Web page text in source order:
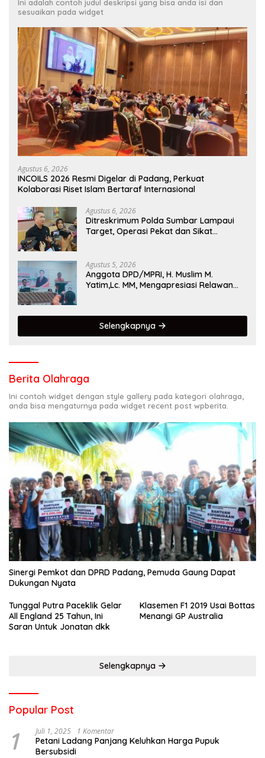
Ini adalah contoh judul deskripsi yang bisa anda isi dan
sesuaikan pada widget
Agustus 6, 2026
INCOILS 2026 Resmi Digelar di Padang, Perkuat
Kolaborasi Riset Islam Bertaraf Internasional
Agustus 6, 2026
Ditreskrimum Polda Sumbar Lampaui
Target, Operasi Pekat dan Sikat
Agustus 5, 2026
Anggota DPD/MPRI, H. Muslim M.
Yatim,Lc. MM, Mengapresiasi Relawan
Selengkapnya
Berita Olahraga
Ini contoh widget dengan style gallery pada kategori olahraga,
anda bisa mengaturnya pada widget recent post wpberita.
Sinergi Pemkot dan DPRD Padang, Pemuda Gaung Dapat
Dukungan Nyata
Tunggal Putra Paceklik Gelar
All England 25 Tahun, Ini
Saran Untuk Jonatan dkk
Klasemen F1 2019 Usai Bottas
Menangi GP Australia
Selengkapnya
Popular Post
1 Juli 1, 2025 1 Komentar
Petani Ladang Panjang Keluhkan Harga Pupuk
Bersubsidi